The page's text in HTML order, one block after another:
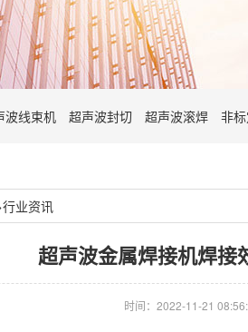
波线束机 超声波封切 超声波滚焊 非
行业资讯
超声波金属焊接机焊接
时间：2022-11-21